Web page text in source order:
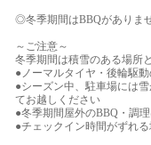
◎冬季期間はBBQがありま
～ご注意～
冬季期間は積雪のある場所
●ノーマルタイヤ・後輪駆
●シーズン中、駐車場には
てお越しください
●冬季期間屋外のBBQ・調
●チェックイン時間がずれ